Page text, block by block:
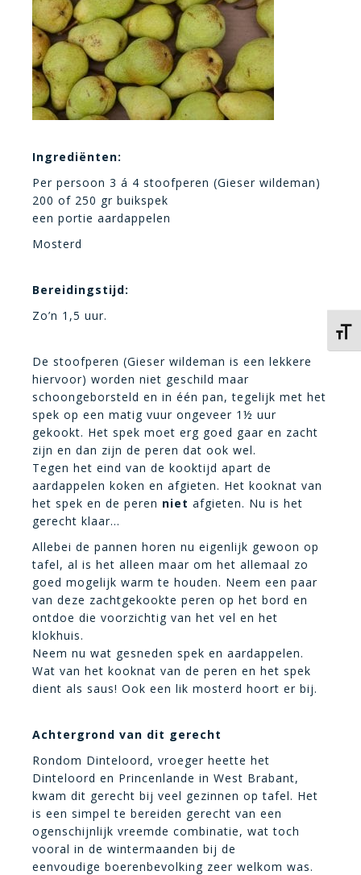
Ingrediënten:
Per persoon 3 á 4 stoofperen (Gieser wildeman)
200 of 250 gr buikspek
een portie aardappelen
Mosterd
Bereidingstijd:
Zo’n 1,5 uur.
De stoofperen (Gieser wildeman is een lekkere
hiervoor) worden niet geschild maar
schoongeborsteld en in één pan, tegelijk met het
spek op een matig vuur ongeveer 1½ uur
gekookt. Het spek moet erg goed gaar en zacht
zijn en dan zijn de peren dat ook wel.
Tegen het eind van de kooktijd apart de
aardappelen koken en afgieten. Het kooknat van
het spek en de peren niet afgieten. Nu is het
gerecht klaar…
Allebei de pannen horen nu eigenlijk gewoon op
tafel, al is het alleen maar om het allemaal zo
goed mogelijk warm te houden. Neem een paar
van deze zachtgekookte peren op het bord en
ontdoe die voorzichtig van het vel en het
klokhuis.
Neem nu wat gesneden spek en aardappelen.
Wat van het kooknat van de peren en het spek
dient als saus! Ook een lik mosterd hoort er bij.
Achtergrond van dit gerecht
Rondom Dinteloord, vroeger heette het
Dinteloord en Princenlande in West Brabant,
kwam dit gerecht bij veel gezinnen op tafel. Het
is een simpel te bereiden gerecht van een
ogenschijnlijk vreemde combinatie, wat toch
vooral in de wintermaanden bij de
eenvoudige boerenbevolking zeer welkom was.